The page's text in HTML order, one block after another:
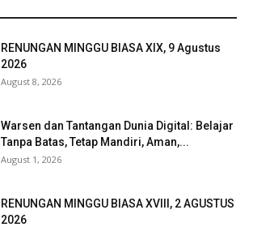
RENUNGAN MINGGU BIASA XIX, 9 Agustus
2026
August 8, 2026
Warsen dan Tantangan Dunia Digital: Belajar
Tanpa Batas, Tetap Mandiri, Aman,...
August 1, 2026
RENUNGAN MINGGU BIASA XVIII, 2 AGUSTUS
2026